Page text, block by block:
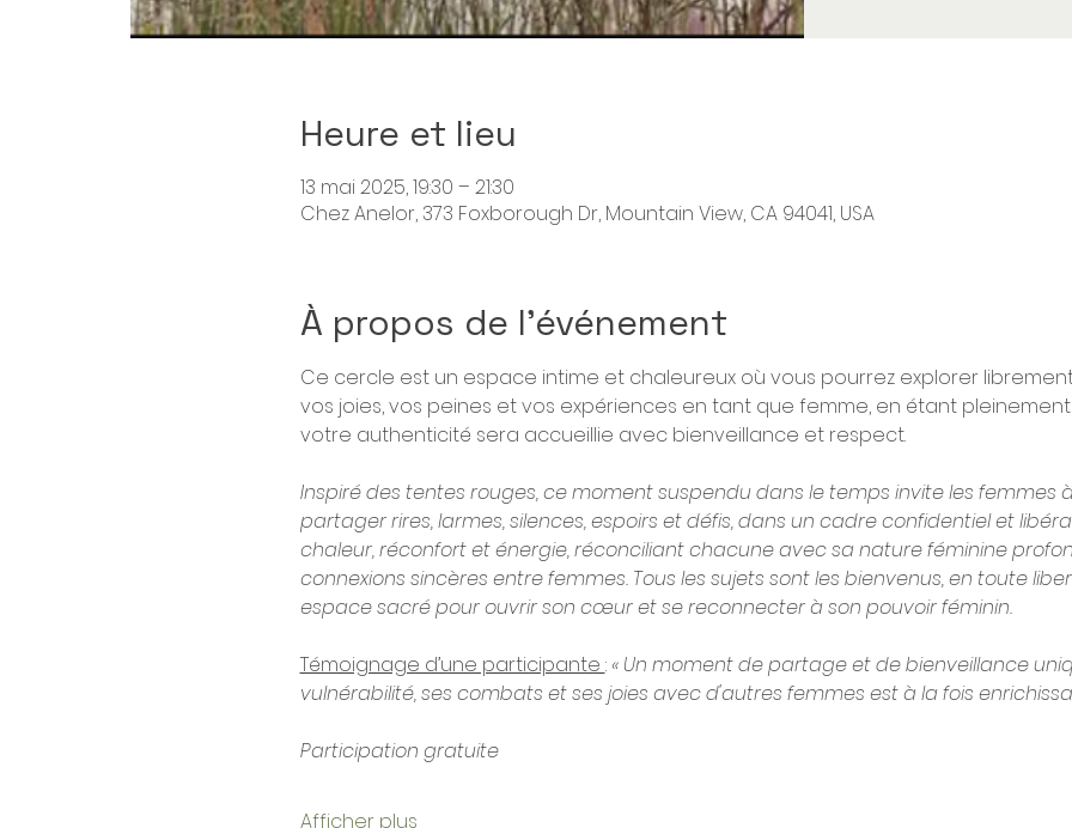
Heure et lieu
13 mai 2025, 19:30 – 21:30
Chez Anelor, 373 Foxborough Dr, Mountain View, CA 94041, USA
À propos de l'événement
Ce cercle est un espace intime et chaleureux où vous pourrez explorer
vos joies, vos peines et vos expériences en tant que femme, en étant
votre authenticité sera accueillie avec bienveillance et respect.
Inspiré des tentes rouges, ce moment suspendu dans le temps invite les femmes
partager rires, larmes, silences, espoirs et défis, dans un cadre confidentiel et
chaleur, réconfort et énergie, réconciliant chacune avec sa nature féminine
connexions sincères entre femmes. Tous les sujets sont les bienvenus, en toute
espace sacré pour ouvrir son cœur et se reconnecter à son pouvoir féminin.
Témoignage d’une participante : « Un moment de partage et de bienveillance
vulnérabilité, ses combats et ses joies avec d'autres femmes est à la fois
Participation gratuite
Afficher plus